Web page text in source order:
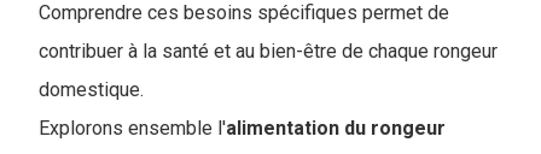
Comprendre ces besoins spécifiques permet de
contribuer à la santé et au bien-être de chaque rongeur
domestique.
Explorons ensemble l'alimentation du rongeur